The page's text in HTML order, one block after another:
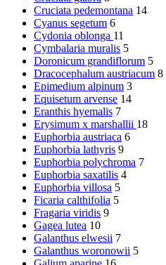
Cruciata pedemontana 14
Cyanus segetum 6
Cydonia oblonga 11
Cymbalaria muralis 5
Doronicum grandiflorum 5
Dracocephalum austriacum 8
Epimedium alpinum 3
Equisetum arvense 14
Eranthis hyemalis 7
Erysimum x marshallii 18
Euphorbia austriaca 6
Euphorbia lathyris 9
Euphorbia polychroma 7
Euphorbia saxatilis 4
Euphorbia villosa 5
Ficaria calthifolia 5
Fragaria viridis 9
Gagea lutea 10
Galanthus elwesii 7
Galanthus woronowii 5